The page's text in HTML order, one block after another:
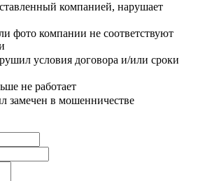
компанией, нарушает
фото компании не соответствуют
условия договора и/или сроки
не работает
замечен в мошенничестве